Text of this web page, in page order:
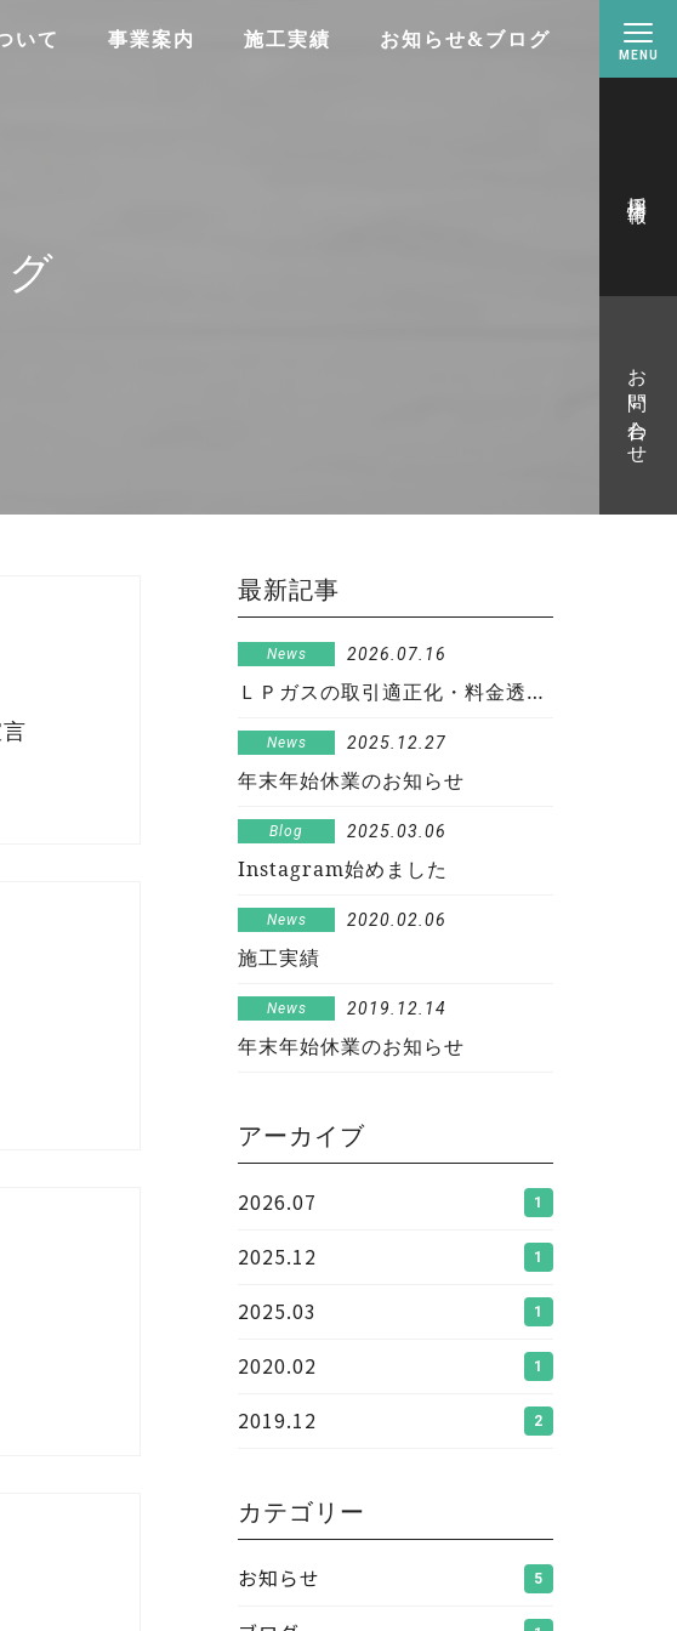
いて 事業案内 施工実績 お知らせ&ブログ
お問い合わせ
最新記事
News 2026.07.16
ＬＰガスの取引適正化・料金透明化に向けた取組み宣言
News 2025.12.27
年末年始休業のお知らせ
Blog 2025.03.06
Instagram始めました
News 2020.02.06
施工実績
News 2019.12.14
年末年始休業のお知らせ
アーカイブ
2026.07 1
2025.12 1
2025.03 1
2020.02 1
2019.12 2
カテゴリー
お知らせ 5